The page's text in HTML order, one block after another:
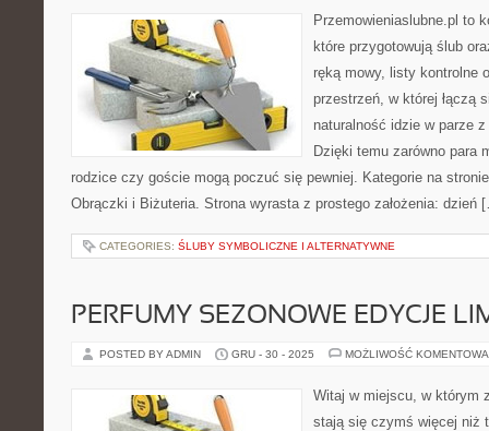
Przemowieniaslubne.pl to
które przygotowują ślub
ręką mowy, listy kontrolne
przestrzeń, w której łączą
naturalność idzie w parze
Dzięki temu zarówno para
rodzice czy goście mogą poczuć się pewniej. Kategorie na
Obrączki i Biżuteria. Strona wyrasta z prostego założenia: dzień
CATEGORIES: ŚLUBY SYMBOLICZNE I ALTERNATYWNE
PERFUMY SEZONOWE EDYCJE
POSTED BY ADMIN GRU - 30 - 2025 MOŻLIWOŚĆ
Witaj w miejscu, w którym
stają się czymś więcej niż